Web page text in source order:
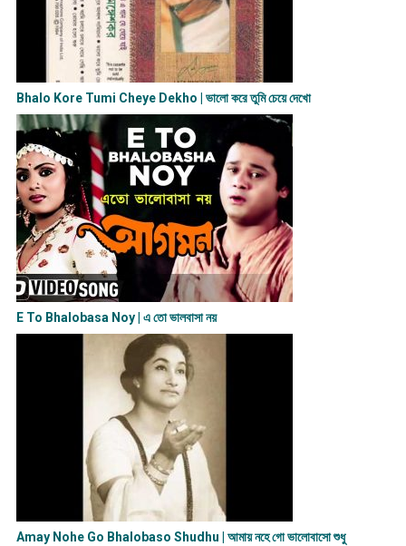
Bhalo Kore Tumi Cheye Dekho | ভালো করে তুমি চেয়ে দেখো
E To Bhalobasa Noy | এ তো ভালবাসা ন​য়
Amay Nohe Go Bhalobaso Shudhu | আমায় নহে গো ভালোবাসো শুধু